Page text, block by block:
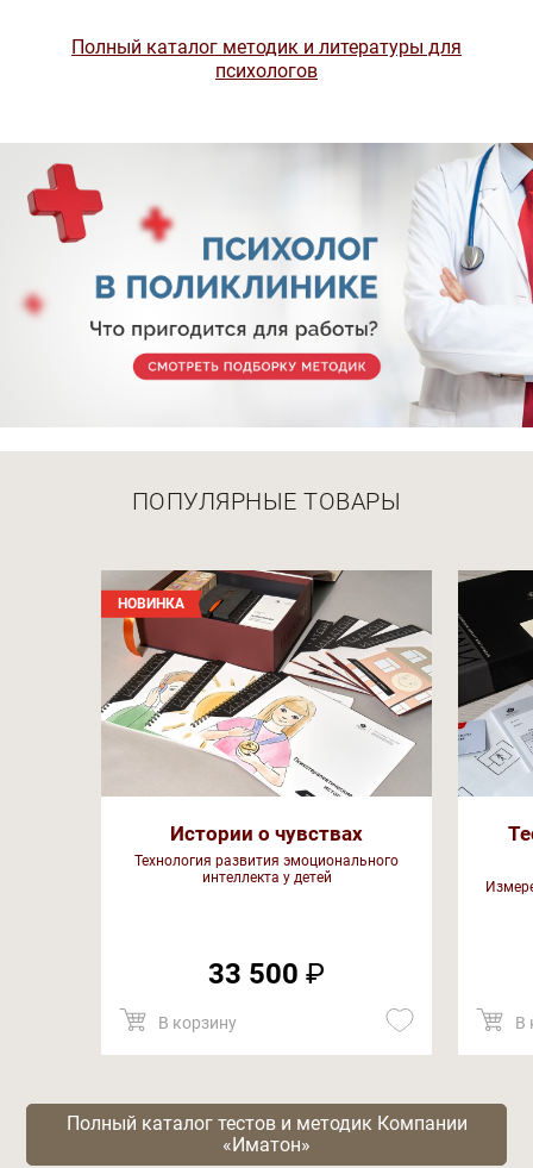
Полный каталог методик и литературы для
психологов
ПОПУЛЯРНЫЕ ТОВАРЫ
НОВИНКА
Истории о чувствах
Технология развития эмоционального
интеллекта у детей
33 500 ₽
В корзину В
Полный каталог тестов и методик Компании
«Иматон»